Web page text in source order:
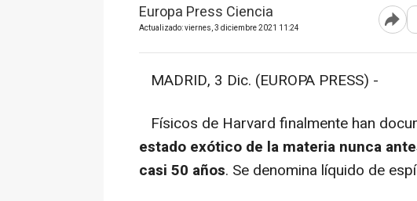
Europa Press Ciencia
Actualizado: viernes, 3 diciembre 2021 11:24
MADRID, 3 Dic. (EUROPA PRESS) -
Físicos de Harvard finalmente han
estado exótico de la materia nunca
casi 50 años. Se denomina líquido de